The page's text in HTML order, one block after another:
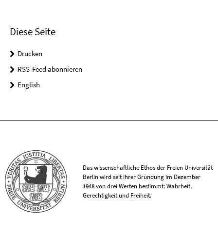
Diese Seite
Drucken
RSS-Feed abonnieren
English
Das wissenschaftliche Ethos der Freien Universität
Berlin wird seit ihrer Gründung im Dezember
1948 von drei Werten bestimmt: Wahrheit,
Gerechtigkeit und Freiheit.